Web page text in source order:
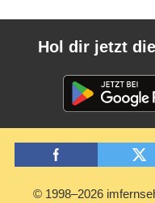
Hol dir jetzt die
© 1998–2026